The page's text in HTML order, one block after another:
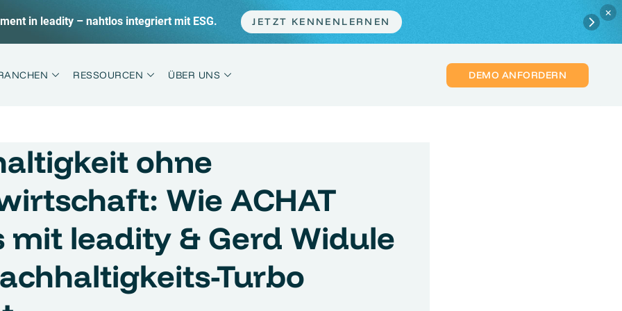
im Sprint statt Marathon + die häufigsten Fehler. JETZT PLATZ SICHERN
×
RESSOURCEN ÜBER UNS DEMO ANFORDERN
ohne
Wie ACHAT
mit leadity & Gerd Widule
Turbo